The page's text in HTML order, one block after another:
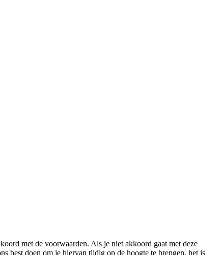
met de voorwaarden. Als je niet akkoord gaat met deze
best doen om je hiervan tijdig op de hoogte te brengen, het is